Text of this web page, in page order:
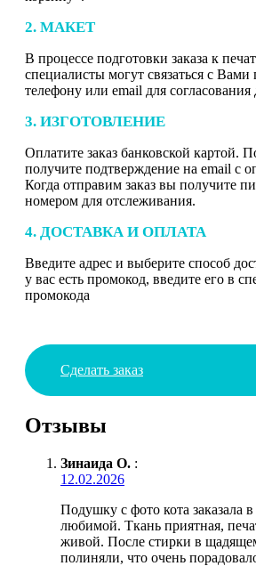
2. МАКЕТ
В процессе подготовки заказа к
специалисты могут связаться с Вами
телефону или email для согласования
3. ИЗГОТОВЛЕНИЕ
Оплатите заказ банковской картой.
получите подтверждение на email с
Когда отправим заказ вы получите
номером для отслеживания.
4. ДОСТАВКА И ОПЛАТА
Введите адрес и выберите способ
у вас есть промокод, введите его в
промокода
Сделать заказ
Отзывы
Зинаида О. :
12.02.2026
Подушку с фото кота заказала
любимой. Ткань приятная,
живой. После стирки в
полиняли, что очень